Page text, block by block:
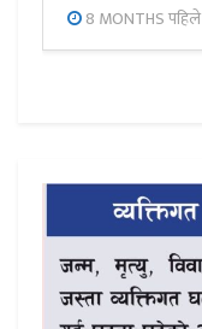
8 MONTHS पहिले